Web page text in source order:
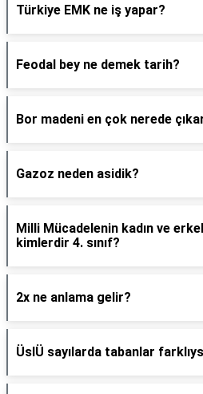
Türkiye EMK ne iş yapar?
Feodal bey ne demek tarih?
Bor madeni en çok nerede
Gazoz neden asidik?
Milli Mücadelenin kadın ve
kimlerdir 4. sınıf?
2x ne anlama gelir?
ÜslÜ sayılarda tabanlar